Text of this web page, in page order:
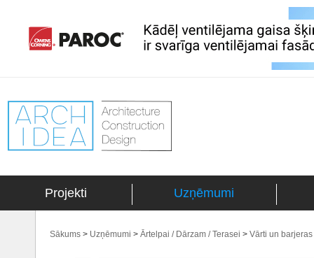
Projekti Uzņēmumi
Sākums > Uzņēmumi > Ārtelpai / Dārzam / Terasei > Vārti un barjeras